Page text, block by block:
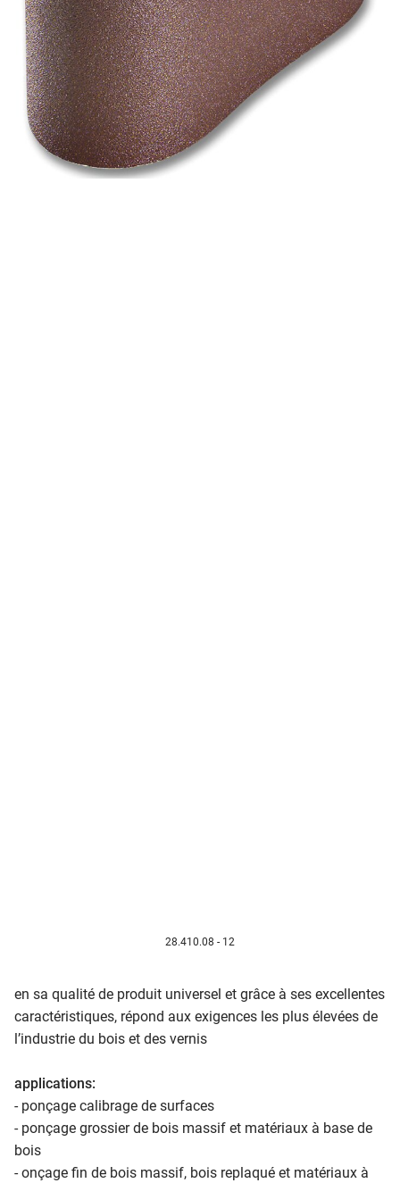
28.410.08 - 12
en sa qualité de produit universel et grâce à ses excellentes
caractéristiques, répond aux exigences les plus élevées de
l’industrie du bois et des vernis
applications:
- ponçage calibrage de surfaces
- ponçage grossier de bois massif et matériaux à base de
bois
- onçage fin de bois massif, bois replaqué et matériaux à